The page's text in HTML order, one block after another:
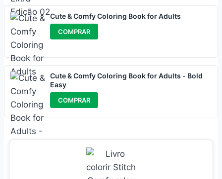
Cute & Comfy Coloring Book for Adults
COMPRAR
Cute & Comfy Coloring Book for Adults - Bold
Easy
COMPRAR